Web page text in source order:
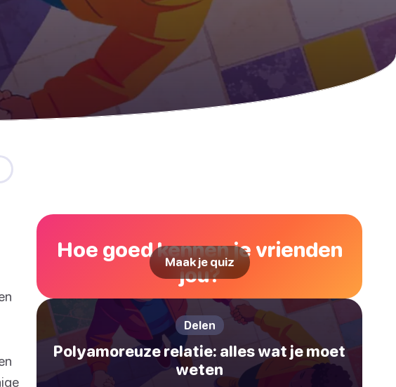
Hoe goed kennen je vrienden
jou?
Maak je quiz
Delen
Polyamoreuze relatie: alles wat je moet
weten